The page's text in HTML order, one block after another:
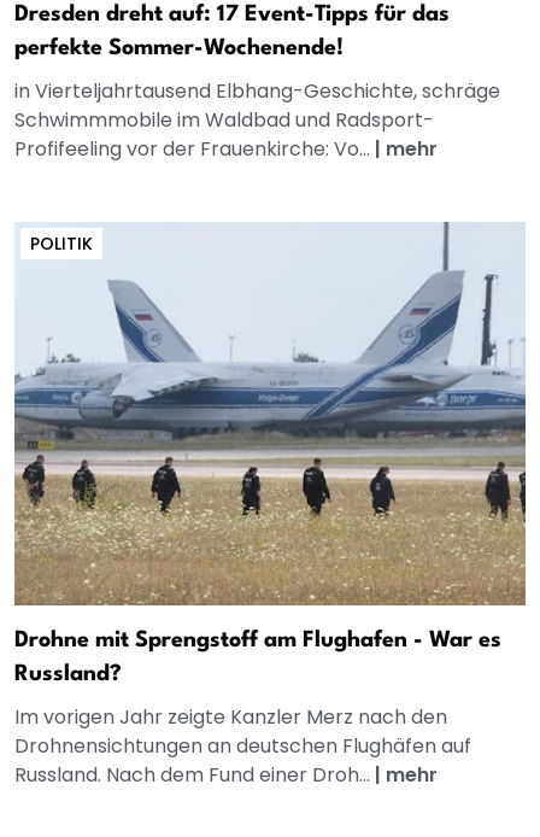
Dresden dreht auf: 17 Event-Tipps für das
perfekte Sommer-Wochenende!
in Vierteljahrtausend Elbhang-Geschichte, schräge
Schwimmmobile im Waldbad und Radsport-
Profifeeling vor der Frauenkirche: Vo... | mehr
POLITIK
Drohne mit Sprengstoff am Flughafen - War es
Russland?
Im vorigen Jahr zeigte Kanzler Merz nach den
Drohnensichtungen an deutschen Flughäfen auf
Russland. Nach dem Fund einer Droh... | mehr